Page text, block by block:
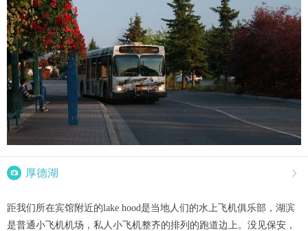
 厚德湖 
距我们所在宾馆附近的lake hood是当地人们的水上飞机俱乐部，湖滨
是普通小飞机机场，私人小飞机整齐的排列的跑道边上。没见保安，